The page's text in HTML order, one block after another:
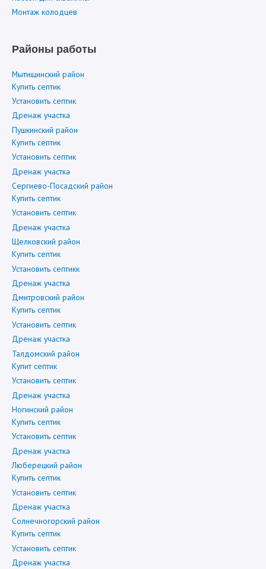
Монтаж колодцев
Районы работы
Мытищинский район
Купить септик
Установить септик
Дренаж участка
Пушкинский район
Купить септик
Установить септик
Дренаж участка
Сергиево-Посадский район
Купить септик
Установить септик
Дренаж участка
Щелковский район
Купить септик
Установить септикк
Дренаж участка
Дмитровский район
Купить септик
Установить септик
Дренаж участка
Талдомский район
Купит септик
Установить септик
Дренаж участка
Ногинский район
Купить септик
Установить септик
Дренаж участка
Люберецкий район
Купить септик
Установить септик
Дренаж участка
Солнечногорский район
Купить септик
Установить септик
Дренаж участка